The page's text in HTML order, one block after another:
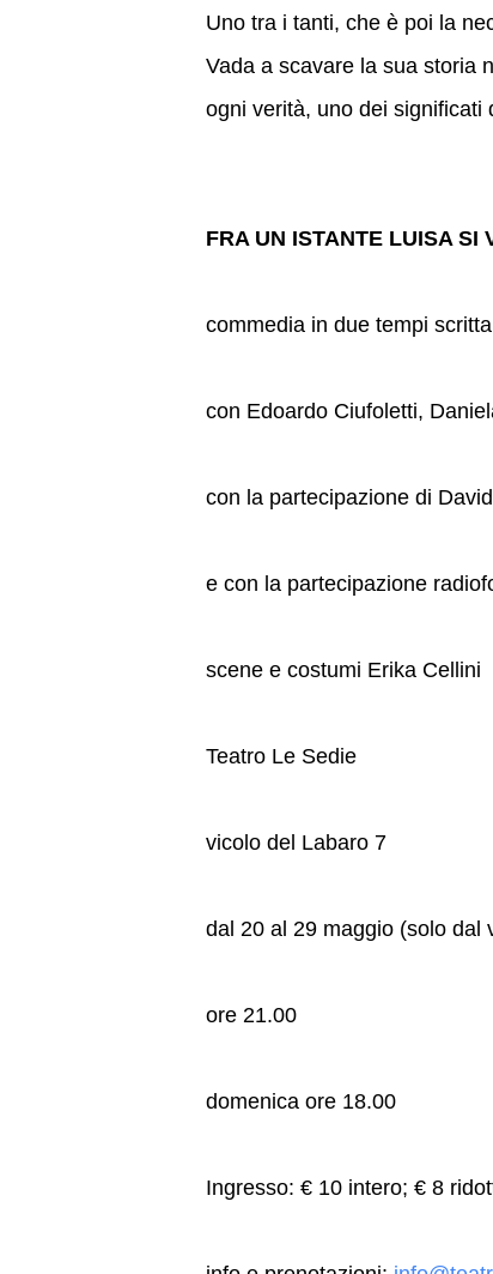
Uno tra i tanti, che è poi la
Vada a scavare la sua storia
ogni verità, uno dei significati
FRA UN ISTANTE LUISA SI
commedia in due tempi
con Edoardo Ciufoletti,
con la partecipazione di
e con la partecipazione
scene e costumi Erika Cellini
Teatro Le Sedie
vicolo del Labaro 7
dal 20 al 29 maggio (solo dal
ore 21.00
domenica ore 18.00
Ingresso: € 10 intero; € 8